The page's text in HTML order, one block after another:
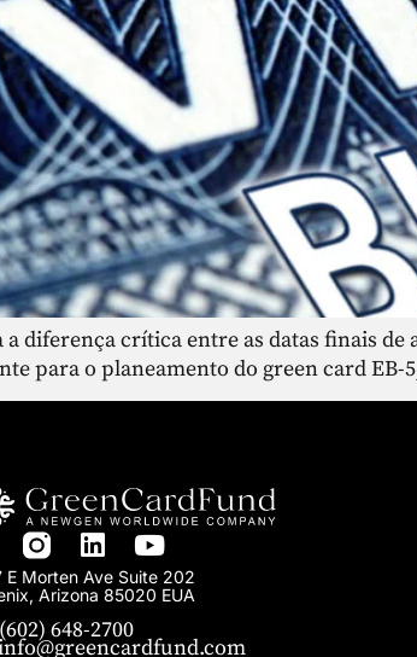
diferença crítica entre as datas finais de
para o planeamento do green card EB-
E Morten Ave Suite 202
Arizona 85020 EUA
(602) 648-2700